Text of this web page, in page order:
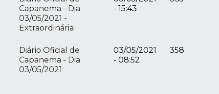
Capanema - Dia
03/05/2021 -
Extraordinária
- 15:43
Diário Oficial de
Capanema - Dia
03/05/2021
03/05/2021
- 08:52
358